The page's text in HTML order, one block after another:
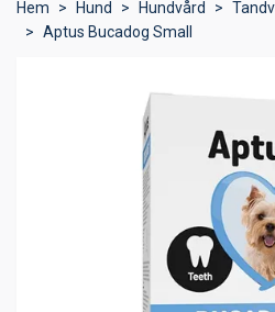
Hem Hund Hundvård
Aptus Bucadog Small